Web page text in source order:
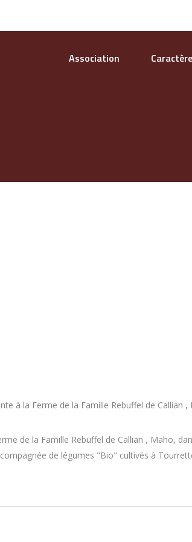
Association
à la Ferme de la Famille Rebuffel de Callian
de la Famille Rebuffel de Callian , Maho,
de légumes "Bio" cultivés à